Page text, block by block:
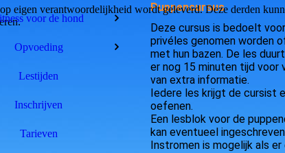
voor de hond
Opvoeding
Lestijden
Inschrijven
Tarieven
Puppencursus
Deze cursus is bedoelt
privéles genomen worden
met hun bazen. De les
er nog 15 minuten tijd voor
van extra informatie.
Iedere les krijgt de cursist
oefenen.
Een lesblok voor de
kan eventueel
Instromen is mogelijk als er
eigen verantwoordelijkheid wordt geleverd. Deze derden